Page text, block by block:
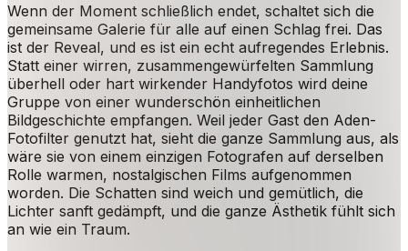
Wenn der Moment schließlich endet, schaltet sich die
gemeinsame Galerie für alle auf einen Schlag frei. Das
ist der Reveal, und es ist ein echt aufregendes Erlebnis.
Statt einer wirren, zusammengewürfelten Sammlung
überhell oder hart wirkender Handyfotos wird deine
Gruppe von einer wunderschön einheitlichen
Bildgeschichte empfangen. Weil jeder Gast den Aden-
Fotofilter genutzt hat, sieht die ganze Sammlung aus, als
wäre sie von einem einzigen Fotografen auf derselben
Rolle warmen, nostalgischen Films aufgenommen
worden. Die Schatten sind weich und gemütlich, die
Lichter sanft gedämpft, und die ganze Ästhetik fühlt sich
an wie ein Traum.